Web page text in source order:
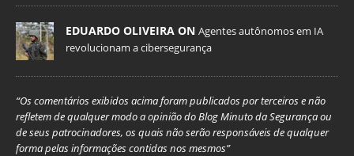
EDUARDO OLIVEIRA ON Agentes autônomos em IA
revolucionam a cibersegurança
“Os comentários exibidos acima foram publicados por terceiros e não
refletem de qualquer modo a opinião do Blog Minuto da Segurança ou
de seus patrocinadores, os quais não serão responsáveis de qualquer
forma pelas informações contidas nos mesmos”